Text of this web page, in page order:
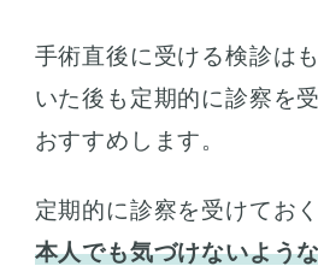
手術直後に受ける検診は
いた後も定期的に診察を
おすすめします。
定期的に診察を受けてお
本人でも気づけないよう